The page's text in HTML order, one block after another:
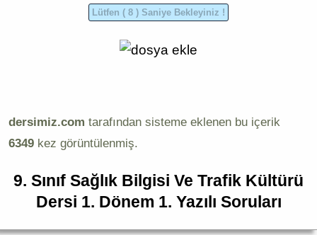
dersimiz.com tarafından sisteme eklenen bu içerik
6349 kez görüntülenmiş.
9. Sınıf Sağlık Bilgisi Ve Trafik Kültürü
Dersi 1. Dönem 1. Yazılı Soruları